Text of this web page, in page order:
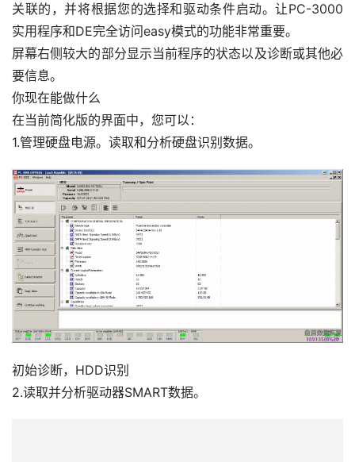
关联的，并将根据您的选择和驱动条件启动。让PC-3000
实用程序和DE完全访问easy模式的功能非常重要。
屏幕右侧较大的部分显示当前程序的状态以及诊断或其他必
要信息。
你现在能做什么
在当前简化版的界面中，您可以：
1.管理硬盘电源。读取和分析硬盘识别数据。
初始诊断，HDD识别
2.读取并分析驱动器SMART数据。